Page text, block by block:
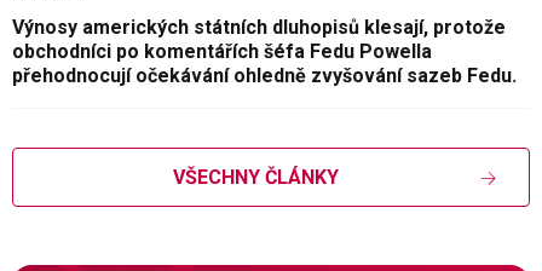
Výnosy amerických státních dluhopisů klesají, protože
obchodníci po komentářích šéfa Fedu Powella
přehodnocují očekávání ohledně zvyšování sazeb Fedu.
VŠECHNY ČLÁNKY